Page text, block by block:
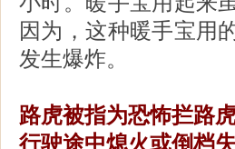
因为，这种暖手宝用
发生爆炸。
路虎被指为恐怖拦路
行驶途中熄火或倒档